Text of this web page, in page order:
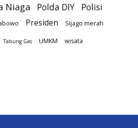
Niaga Polda DIY
Polisi
Presiden Sijago merah
Tabung Gas UMKM wisata